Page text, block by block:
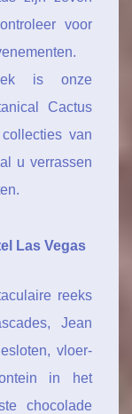
voor
is onze
Cactus
van
u verrassen
Las Vegas
reeks
Jean
vloer-
in het
chocolade